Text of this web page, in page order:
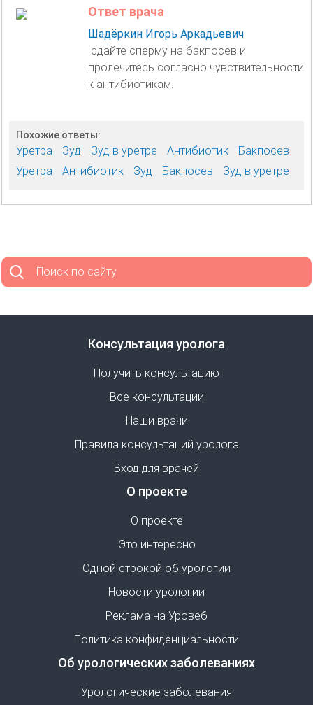
Ответ врача
Шадёркин Игорь Аркадьевич
сдайте сперму на бакпосев и
пролечитесь согласно чувствительности
к антибиотикам.
Похожие ответы:
Уретра Зуд Зуд в уретре Антибиотик
Бакпосев
Уретра
Антибиотик Зуд Бакпосев Зуд в уретре
Поиск по сайту
Консультация уролога
Получить консультацию
Все консультации
Наши врачи
Правила консультаций уролога
Вход для врачей
О проекте
О проекте
Это интересно
Одной строкой об урологии
Новости урологии
Реклама на Уровеб
Политика конфиденциальности
Об урологических заболеваниях
Урологические заболевания